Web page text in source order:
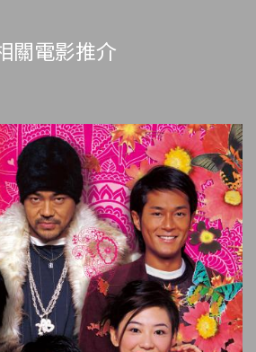
關電影推介